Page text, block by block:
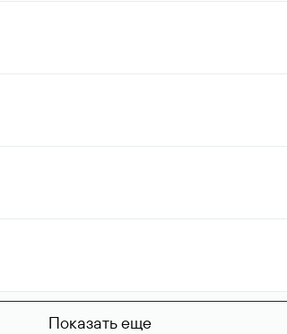
Показать еще